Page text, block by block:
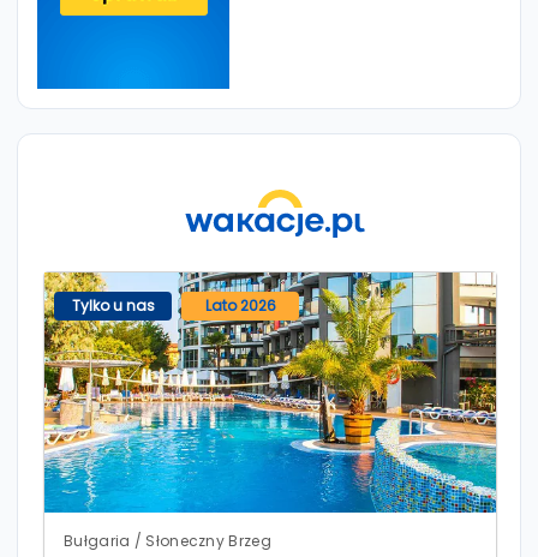
Tylko u nas Lato 2026
Bułgaria / Słoneczny Brzeg